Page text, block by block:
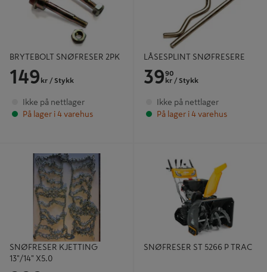
BRYTEBOLT SNØFRESER 2PK
149 kr / Stykk
Ikke på nettlager
På lager i 4 varehus
LÅSESPLINT SNØFRESERE
3990
kr / Stykk
Ikke på nettlager
På lager i 4 varehus
SNØFRESER KJETTING
13"/14" X5.0
SNØFRESER ST 5266 P TRAC